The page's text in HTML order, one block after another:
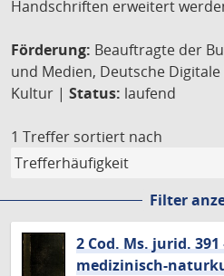
Handschriften erweitert
Förderung: Beauftragte der
und Medien, Deutsche
Kultur | Status: laufend
1 Treffer sortiert nach
Filter
2 Cod. Ms. jurid.
medizinisch-